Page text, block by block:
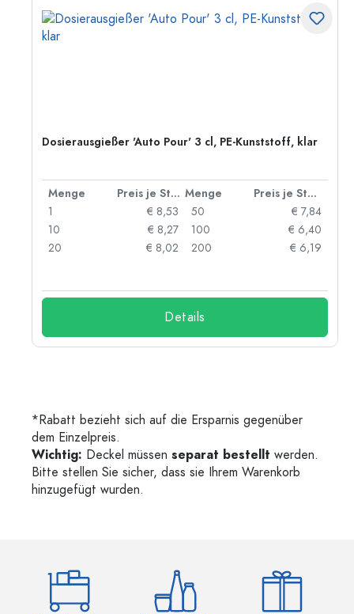
Dosierausgießer 'Auto Pour' 3 cl, PE-Kunststoff, klar
Menge Preis je Stück Menge
Preis je Stück
1
€ 8,53
10
€ 8,27
20
€ 8,02
50
€ 7,84
100
€ 6,40
200
€ 6,19
Details
*Rabatt bezieht sich auf die Ersparnis gegenüber
dem Einzelpreis.
Wichtig: Deckel müssen separat bestellt werden.
Bitte stellen Sie sicher, dass sie Ihrem Warenkorb
hinzugefügt wurden.